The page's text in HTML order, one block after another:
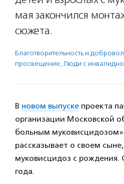
мая закончился
сюжета.
Благотвори­тель­ность и
просвещение, Люди с
В новом выпуске проекта
организации Московской
больным
рассказывает о своем
муковисцидоз с рождения.
года.